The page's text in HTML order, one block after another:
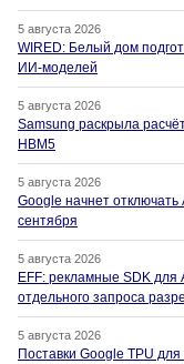
5 августа 2026
WIRED: Белый дом
ИИ-моделей
5 августа 2026
Samsung раскрыла
HBM5
5 августа 2026
Google начнет
сентября
5 августа 2026
EFF: рекламные SDK для
отдельного запроса
5 августа 2026
Поставки Google TPU